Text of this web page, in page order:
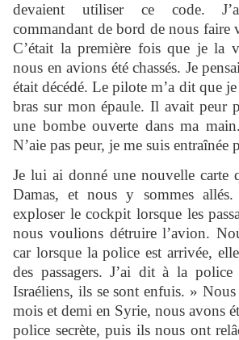
devaient utiliser ce code.
commandant de bord de nous faire
C’était la première fois que je la
nous en avions été chassés. Je
était décédé. Le pilote m’a dit que
bras sur mon épaule. Il avait peur
une bombe ouverte dans ma
N’aie pas peur, je me suis entraînée
Je lui ai donné une nouvelle carte
Damas, et nous y sommes
exploser le cockpit lorsque les
nous voulions détruire l’avion.
car lorsque la police est arrivée,
des passagers. J’ai dit à la
Israéliens, ils se sont enfuis. » Nous
mois et demi en Syrie, nous avons
police secrète, puis ils nous ont